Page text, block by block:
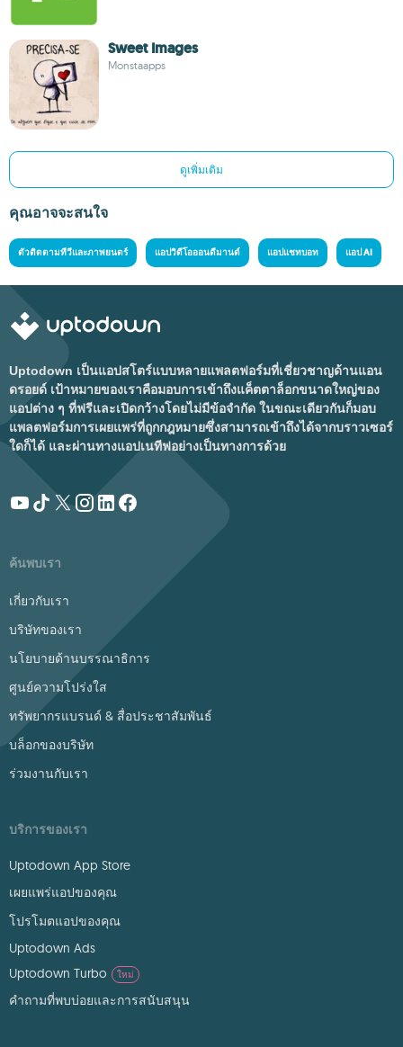
Sweet Images
Monstaapps
ดูเพิ่มเติม
คุณอาจจะสนใจ
ตัวติดตามทีวีและภาพยนตร์ แอปวิดีโอออนดีมานด์ แอปแชทบอท แอป AI
Uptodown เป็นแอปสโตร์แบบหลายแพลตฟอร์มที่เชี่ยวชาญด้านแอน
ดรอยด์ เป้าหมายของเราคือมอบการเข้าถึงแค็ตตาล็อกขนาดใหญ่ของ
แอปต่าง ๆ ที่ฟรีและเปิดกว้างโดยไม่มีข้อจำกัด ในขณะเดียวกันก็มอบ
แพลตฟอร์มการเผยแพร่ที่ถูกกฎหมายซึ่งสามารถเข้าถึงได้จากบราวเซอร์
ใดก็ได้ และผ่านทางแอปเนทีฟอย่างเป็นทางการด้วย
ค้นพบเรา
เกี่ยวกับเรา
บริษัทของเรา
นโยบายด้านบรรณาธิการ
ศูนย์ความโปร่งใส
ทรัพยากรแบรนด์ & สื่อประชาสัมพันธ์
บล็อกของบริษัท
ร่วมงานกับเรา
บริการของเรา
Uptodown App Store
เผยแพร่แอปของคุณ
โปรโมตแอปของคุณ
Uptodown Ads
Uptodown Turbo
ใหม่
คำถามที่พบบ่อยและการสนับสนุน